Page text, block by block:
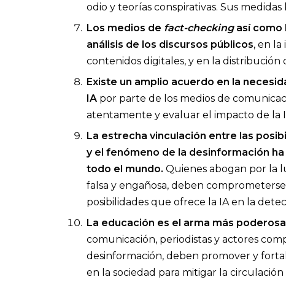
odio y teorías conspirativas. Sus
Los medios de fact-checkingasí como
análisis de los discursos públicos, en
contenidos digitales, y en la distribución
Existe un amplio acuerdo en la
IA por parte de los medios de
atentamente y evaluar el impacto de la
La estrecha vinculación entre las
y el fenómeno de la desinformación
todo el mundo. Quienes abogan por la
falsa y engañosa, deben
posibilidades que ofrece la IA en la
La educación es el arma más
comunicación, periodistas y actores
desinformación, deben promover y
en la sociedad para mitigar la